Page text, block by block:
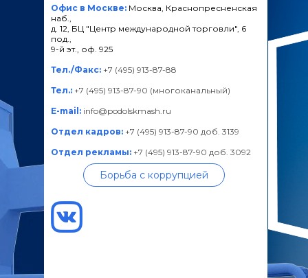
Офис в Москве: Москва, Краснопресненская
наб.,
д. 12, БЦ "Центр международной торговли", 6
под.,
9-й эт., оф. 925
Тел./Факс: +7 (495) 913-87-88
Тел.: +7 (495) 913-87-90 (многоканальный)
E-mail: info@podolskmash.ru
Отдел кадров: +7 (495) 913-87-90 доб. 3139
Отдел рекламы: +7 (495) 913-87-90 доб. 3092
Борьба с коррупцией